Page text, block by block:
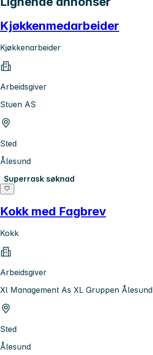
Kjøkkenmedarbeider
Kjøkkenarbeider
Arbeidsgiver
Stuen AS
Sted
Ålesund
Superrask søknad
Kokk med Fagbrev
Kokk
Arbeidsgiver
Xl Management As XL Gruppen Ålesund
Sted
Ålesund